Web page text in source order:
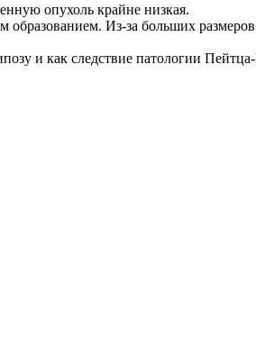
опухоль крайне низкая.
образованием. Из-за больших
и как следствие патологии